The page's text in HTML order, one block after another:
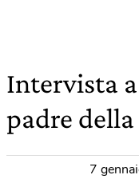
Intervista
padre
7